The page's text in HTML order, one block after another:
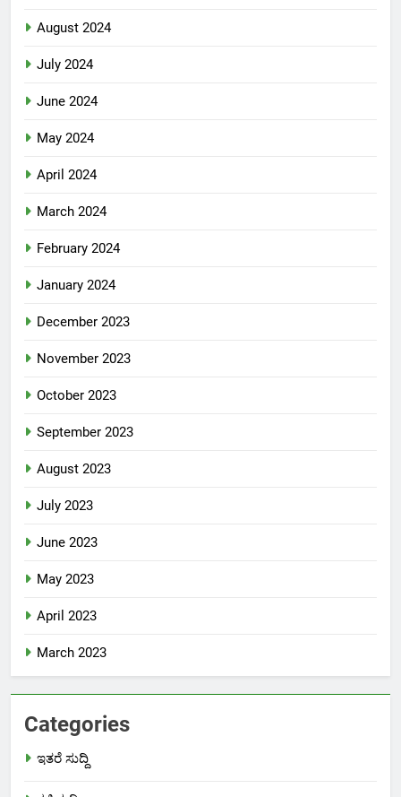
August 2024
July 2024
June 2024
May 2024
April 2024
March 2024
February 2024
January 2024
December 2023
November 2023
October 2023
September 2023
August 2023
July 2023
June 2023
May 2023
April 2023
March 2023
Categories
ಇತರೆ ಸುದ್ದಿ